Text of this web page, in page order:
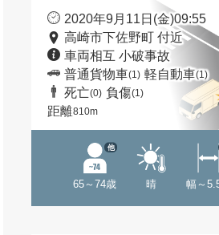
2020年9月11日(金)09:55
高崎市下佐野町 付近
車両相互 小破事故
普通貨物車(1) 軽自動車(1)
死亡(0) 負傷(1)
距離810m
65～74歳
他
晴 幅～